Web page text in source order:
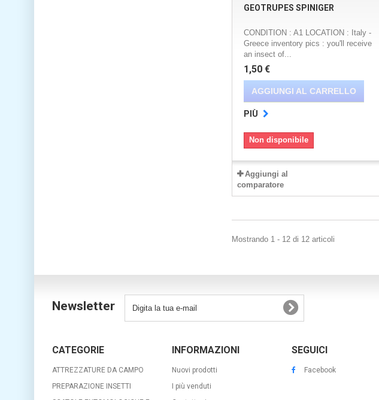
GEOTRUPES SPINIGER
CONDITION : A1 LOCATION : Italy -
Greece inventory pics : you'll receive
an insect of...
1,50 €
AGGIUNGI AL CARRELLO
PIÙ
Non disponibile
Aggiungi al
comparatore
Mostrando 1 - 12 di 12 articoli
Newsletter
CATEGORIE
ATTREZZATURE DA CAMPO
PREPARAZIONE INSETTI
INFORMAZIONI
Nuovi prodotti
I più venduti
SEGUICI
Facebook